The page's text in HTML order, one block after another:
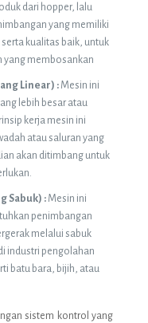
dari hopper, lalu
yang memiliki
kualitas baik, untuk
yang membosankan
Linear) : Mesin ini
lebih besar atau
kerja mesin ini
atau saluran yang
akan ditimbang untuk
Sabuk) : Mesin ini
penimbangan
melalui sabuk
industri pengolahan
batu bara, bijih, atau
sistem kontrol yang